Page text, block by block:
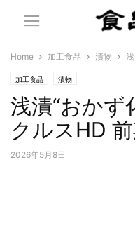
Home 加工食品 漬物
加工食品 漬物
浅漬“おかず
クルスHD
2026年5月8日